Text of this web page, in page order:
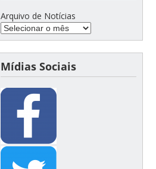
Arquivo de Notícias
Mídias Sociais